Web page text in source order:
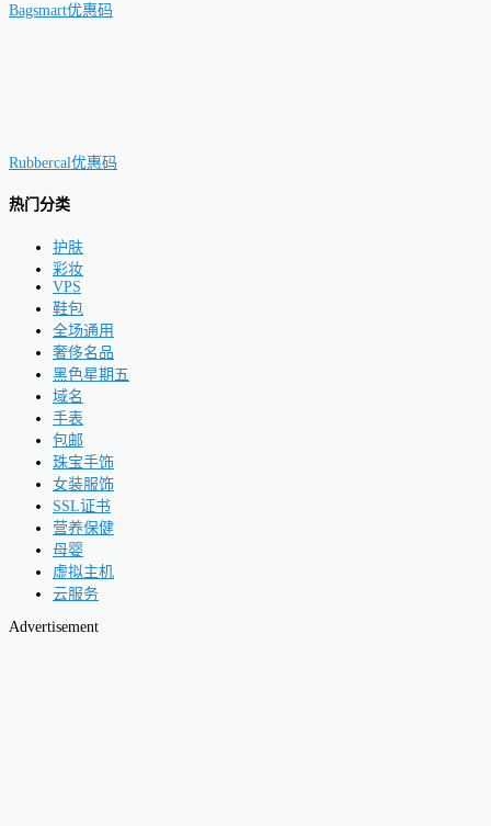
Bagsmart优惠码
Rubbercal优惠码
热门分类
护肤
彩妆
VPS
鞋包
全场通用
奢侈名品
黑色星期五
域名
手表
包邮
珠宝手饰
女装服饰
SSL证书
营养保健
母婴
虚拟主机
云服务
Advertisement